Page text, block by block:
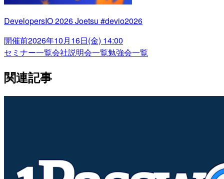
DevelopersIO 2026 Joetsu #devio2026
開催前2026年10月16日(金) 14:00
セミナー一覧会社説明会一覧勉強会一覧
関連記事